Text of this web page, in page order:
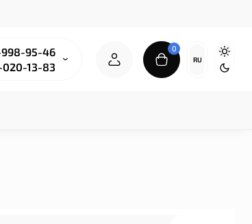
95-46
13-83
0
RU